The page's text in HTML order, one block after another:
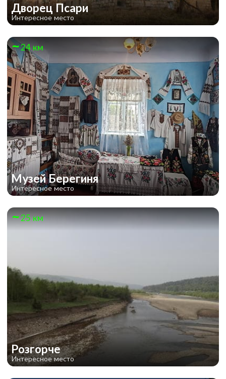
Дворец Псари
Интересное место
24 км
Музей Берегиня
Интересное место
25 км
Розгорче
Интересное место